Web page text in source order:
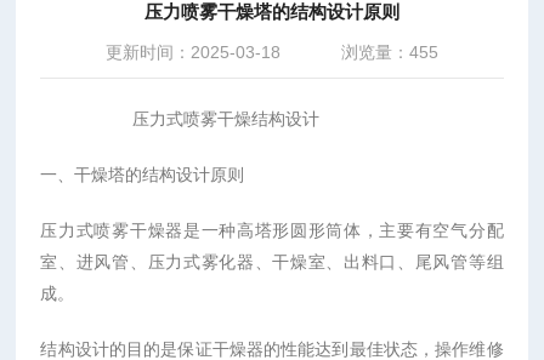
压力喷雾干燥塔的结构设计原则
更新时间：2025-03-18 浏览量：455
压力式喷雾干燥结构设计
一、干燥塔的结构设计原则
压力式喷雾干燥器是一种高塔形圆形筒体，主要有空气分配
室、进风管、压力式雾化器、干燥室、出料口、尾风管等组
成。
结构设计的目的是保证干燥器的性能达到最佳状态，操作维修